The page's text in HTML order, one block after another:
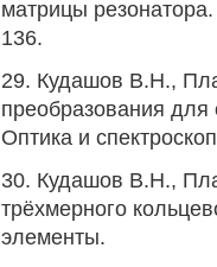
матрицы
136.
29. Кудашов В.Н.,
преобразования для
Оптика и
30. Кудашов В.Н.,
трёхмерного
элементы.